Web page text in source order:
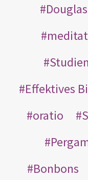
Effektives
oratio
Bonbons